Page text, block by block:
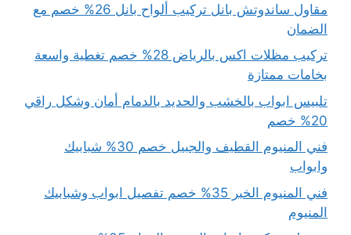
مقاول ساندوتش بانل تركيب ألواح بانل 26% خصم مع
الضمان
تركيب مظلات اكس بالرياض 28% خصم تغطية واسعة
بخامات ممتازة
تلبيس ابواب بالخشب والحديد بالدمام أمان وشكل راقي
20% خصم
فني المنيوم القطيف والجبيل خصم 30% شبابيك
وابواب
فني المنيوم الخبر 35% خصم تفصيل ابواب وشبابيك
المنيوم